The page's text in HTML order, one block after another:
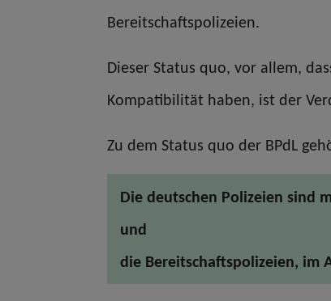
Bereitschaftspolizeien.
Dieser Status quo, vor allem,
Kompatibilität haben, ist der
Zu dem Status quo der BPdL
Die deutschen Polizeien sind
und
die Bereitschaftspolizeien, im